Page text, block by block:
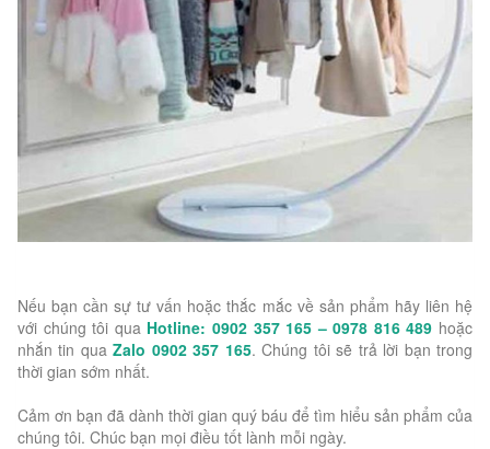
Nếu bạn cần sự tư vấn hoặc thắc mắc về sản phẩm hãy liên hệ
với chúng tôi qua Hotline: 0902 357 165 – 0978 816 489 hoặc
nhắn tin quaZalo 0902 357 165. Chúng tôi sẽ trả lời bạn trong
thời gian sớm nhất.
Cảm ơn bạn đã dành thời gian quý báu để tìm hiểu sản phẩm của
chúng tôi. Chúc bạn mọi điều tốt lành mỗi ngày.